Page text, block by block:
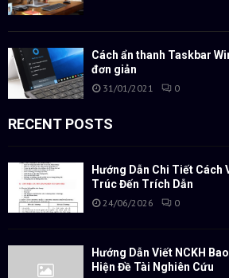
Cách ẩn thanh Taskbar
đơn giản
31/01/2021 0
RECENT POSTS
Hướng Dẫn Chi Tiết Cách
Trúc Đến Trích Dẫn
24/06/2026 0
Hướng Dẫn Viết NCKH
Hiện Đề Tài Nghiên Cứu